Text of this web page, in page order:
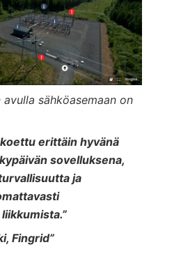
sähköasemaan on
erittäin hyvänä
sovelluksena,
ja
Fingrid”